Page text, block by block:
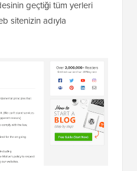
geçtiği tüm yerleri
sitenizin adıyla